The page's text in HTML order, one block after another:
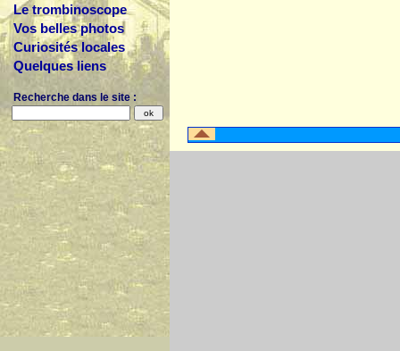
Le trombinoscope
Vos belles photos
Curiosités locales
Quelques liens
Recherche dans le site :